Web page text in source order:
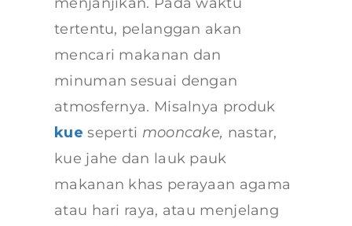
menjanjikan. Pada waktu
tertentu, pelanggan akan
mencari makanan dan
minuman sesuai dengan
atmosfernya. Misalnya produk
kueseperti mooncake, nastar,
kue jahe dan lauk pauk
makanan khas perayaan agama
atau hari raya, atau menjelang